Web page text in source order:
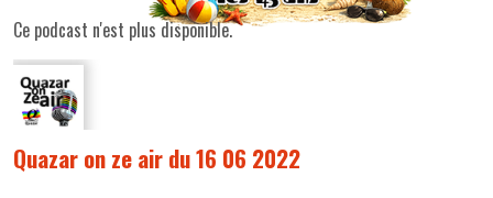
Ce podcast n'est plus disponible.
Quazar on ze air du 16 06 2022